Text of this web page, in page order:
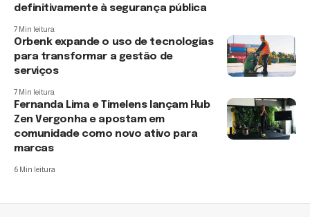
definitivamente à segurança pública
7 Min leitura
Orbenk expande o uso de tecnologias
para transformar a gestão de
serviços
7 Min leitura
Fernanda Lima e Timelens lançam Hub
Zen Vergonha e apostam em
comunidade como novo ativo para
marcas
6 Min leitura